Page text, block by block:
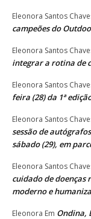
Eleonora Santos
campeões do
Eleonora Santos
integrar a rotina de
Eleonora Santos
feira (28) da 1ª
Eleonora Santos
sessão de
sábado (29), em
Eleonora Santos
cuidado de doenças
moderno e
Eleonora Em Ondina,